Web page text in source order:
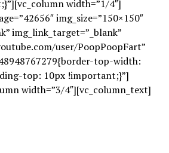
width=”1/4″]
img_size=”150×150″
img_link_target=”_blank”
user/PoopPoopFart”
top-width:
top: 10px !important;}”]
width=”3/4″][vc_column_text]